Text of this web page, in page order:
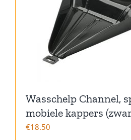
Wasschelp Channel,
mobiele kappers
€18.50